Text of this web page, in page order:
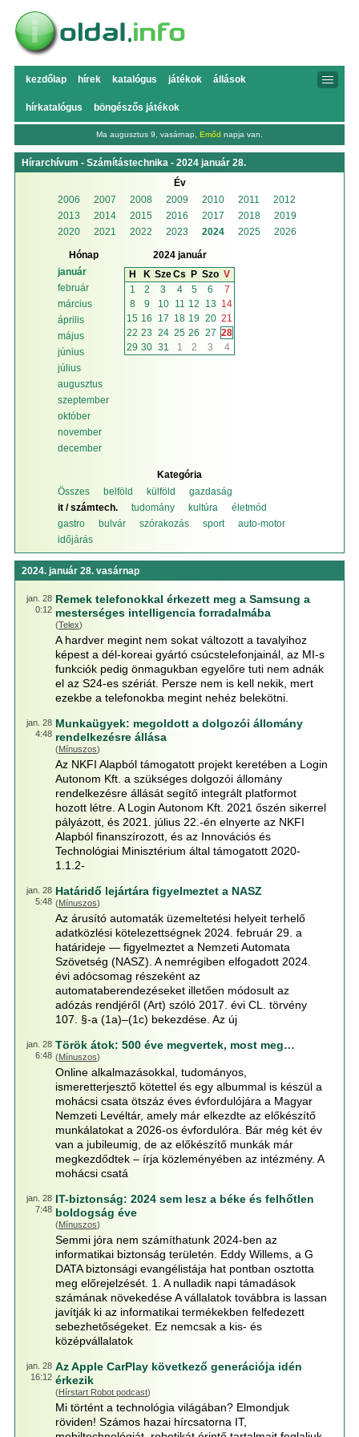
kezdőlap hírek katalógus játékok állások
hírkatalógus böngészős játékok
Ma augusztus 9, vasárnap, Emőd napja van.
Hírarchívum - Számítástechnika - 2024 január 28.
Év
2006
2007 2008 2009 2010 2011
2012
2013
2014 2015 2016 2017 2018
2019
2020
2021 2022 2023 2024 2025 2026
Hónap
január
február
március
április
május
június
július
augusztus
szeptember
október
november
december
2024 január
H
K SzeCs P Szo V
1
2 3 4 5 6
7
8
9 10 11 12 13 14
15 16 17 18 19 20 21
22 23 24 25 26 27 28
29 30 31 1 2 3 4
Kategória
Összes
belföld külföld
gazdaság
it / számtech.
tudomány kultúra
életmód
gastro
bulvár szórakozás sport
auto-motor
időjárás
2024. január 28. vasárnap
jan. 28
0:12
Remek telefonokkal érkezett meg a Samsung a
mesterséges intelligencia forradalmába
(Telex)
A hardver megint nem sokat változott a tavalyihoz
képest a dél-koreai gyártó csúcstelefonjainál, az MI-s
funkciók pedig önmagukban egyelőre tuti nem adnák
el az S24-es szériát. Persze nem is kell nekik, mert
ezekbe a telefonokba megint nehéz belekötni.
jan. 28
4:48
Munkaügyek: megoldott a dolgozói állomány
rendelkezésre állása
(Mínuszos)
Az NKFI Alapból támogatott projekt keretében a Login
Autonom Kft. a szükséges dolgozói állomány
rendelkezésre állását segítő integrált platformot
hozott létre. A Login Autonom Kft. 2021 őszén sikerrel
pályázott, és 2021. július 22.-én elnyerte az NKFI
Alapból finanszírozott, és az Innovációs és
Technológiai Minisztérium által támogatott 2020-
1.1.2-
jan. 28
5:48
Határidő lejártára figyelmeztet a NASZ
(Mínuszos)
Az árusító automaták üzemeltetési helyeit terhelő
adatközlési kötelezettségnek 2024. február 29. a
határideje — figyelmeztet a Nemzeti Automata
Szövetség (NASZ). A nemrégiben elfogadott 2024.
évi adócsomag részeként az
automataberendezéseket illetően módosult az
adózás rendjéről (Art) szóló 2017. évi CL. törvény
107. §-a (1a)–(1c) bekezdése. Az új
jan. 28
6:48
Török átok: 500 éve megvertek, most meg…
(Mínuszos)
Online alkalmazásokkal, tudományos,
ismeretterjesztő kötettel és egy albummal is készül a
mohácsi csata ötszáz éves évfordulójára a Magyar
Nemzeti Levéltár, amely már elkezdte az előkészítő
munkálatokat a 2026-os évfordulóra. Bár még két év
van a jubileumig, de az előkészítő munkák már
megkezdődtek – írja közleményében az intézmény. A
mohácsi csatá
jan. 28
7:48
IT-biztonság: 2024 sem lesz a béke és felhőtlen
boldogság éve
(Mínuszos)
Semmi jóra nem számíthatunk 2024-ben az
informatikai biztonság területén. Eddy Willems, a G
DATA biztonsági evangélistája hat pontban osztotta
meg előrejelzését. 1. A nulladik napi támadások
számának növekedése A vállalatok továbbra is lassan
javítják ki az informatikai termékekben felfedezett
sebezhetőségeket. Ez nemcsak a kis- és
középvállalatok
jan. 28
16:12
Az Apple CarPlay következő generációja idén
érkezik
(Hírstart Robot podcast)
Mi történt a technológia világában? Elmondjuk
röviden! Számos hazai hírcsatorna IT,